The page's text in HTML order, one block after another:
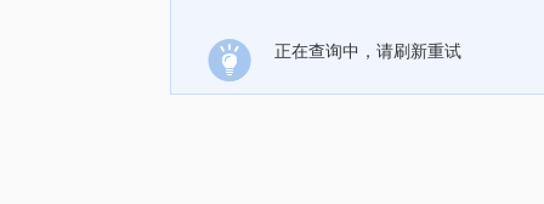
正在查询中，请刷新重试